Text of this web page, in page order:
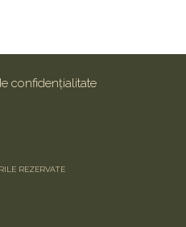
confidențialitate
REZERVATE